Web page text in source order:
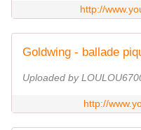
http://
Uploaded by
http://